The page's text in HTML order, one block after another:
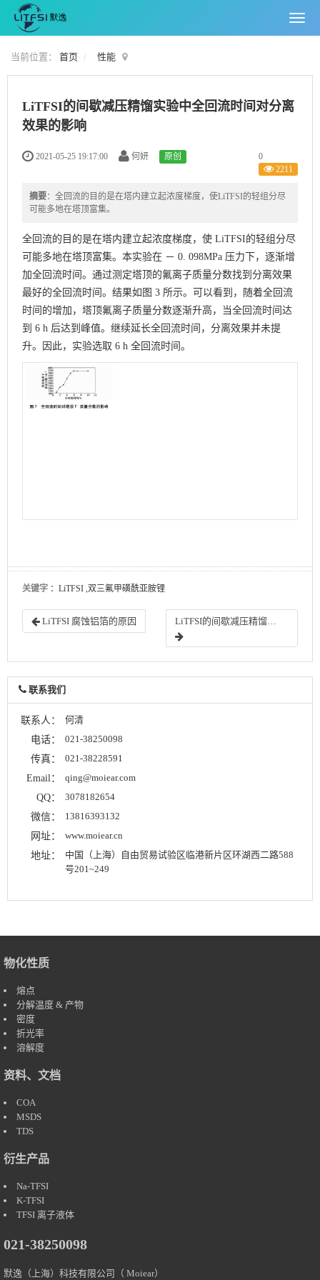
当前位置： 首页 性能
LiTFSI的间歇减压精馏实验中全回流时间对分离
效果的影响
2021-05-25 19:17:00 何妍 原创
0
2211
摘要：全回流的目的是在塔内建立起浓度梯度，使LiTFSI的轻组分尽
可能多地在塔顶富集。
全回流的目的是在塔内建立起浓度梯度，使 LiTFSI的轻组分尽
可能多地在塔顶富集。本实验在 － 0. 098MPa 压力下，逐渐增
加全回流时间。通过测定塔顶的氟离子质量分数找到分离效果
最好的全回流时间。结果如图 3 所示。可以看到，随着全回流
时间的增加，塔顶氟离子质量分数逐渐升高，当全回流时间达
到 6 h 后达到峰值。继续延长全回流时间，分离效果并未提
升。因此，实验选取 6 h 全回流时间。
关键字 ：LiTFSI ,双三氟甲磺酰亚胺锂
LiTFSI 腐蚀铝箔的原因
联系我们
联系人：
何清
电话：
021-38250098
传真：
021-38228591
Email：
qing@moiear.com
QQ：
3078182654
微信：
13816393132
网址：
www.moiear.cn
地址：
中国（上海）自由贸易试验区临港新片区环湖西二路588
号201~249
物化性质
熔点
分解温度 & 产物
密度
折光率
溶解度
资料、文档
COA
MSDS
TDS
衍生产品
Na-TFSI
K-TFSI
TFSI 离子液体
021-38250098
默逸（上海）科技有限公司（ Moiear）